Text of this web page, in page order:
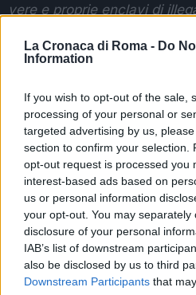
La Cronaca di Roma - Do
Information
If you wish to opt-out of the sale,
processing of your personal or
targeted advertising by us,
section to confirm your selection.
opt-out request is processed you
interest-based ads based on
us or personal information
your opt-out. You may
disclosure of your personal
IAB’s list of downstream
also be disclosed by us to third
Downstream Participants that
vere e proprie enclavi di
a Comando Generale ed
di essere riuscito finalmente
anche in sinergia con altre
e svolte in numero di
sicurezza e la tutela dei
SEGUICI SU FACEBOOK
GUIDA TV COSA
CANALI FREE
POTREBBE